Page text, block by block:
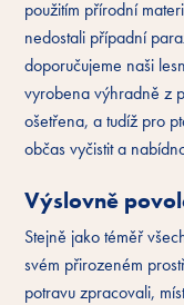
použitím přírodní
nedostali případní
doporučujeme naši
vyrobena výhradně z
ošetřena, a tudíž pro
občas vyčistit a
Výslovně
Stejně jako téměř
svém přirozeném
potravu zpracovali,